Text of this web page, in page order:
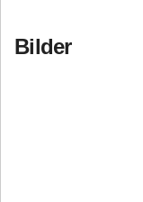
Bilder